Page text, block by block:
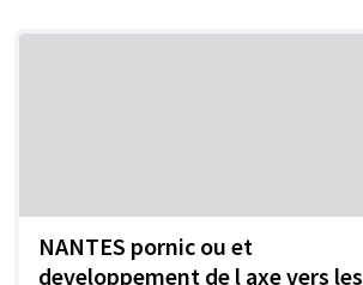
NANTES pornic ou et
developpement de l axe vers les